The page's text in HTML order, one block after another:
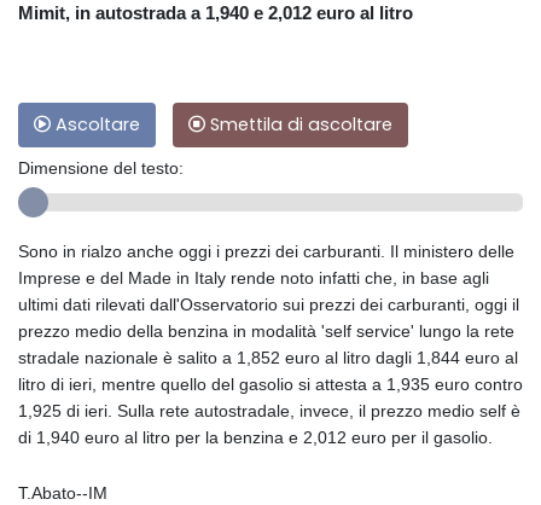
Mimit, in autostrada a 1,940 e 2,012 euro al litro
Ascoltare Smettila di ascoltare
Dimensione del testo:
Sono in rialzo anche oggi i prezzi dei carburanti. Il ministero delle
Imprese e del Made in Italy rende noto infatti che, in base agli
ultimi dati rilevati dall'Osservatorio sui prezzi dei carburanti, oggi il
prezzo medio della benzina in modalità 'self service' lungo la rete
stradale nazionale è salito a 1,852 euro al litro dagli 1,844 euro al
litro di ieri, mentre quello del gasolio si attesta a 1,935 euro contro
1,925 di ieri. Sulla rete autostradale, invece, il prezzo medio self è
di 1,940 euro al litro per la benzina e 2,012 euro per il gasolio.
T.Abato--IM